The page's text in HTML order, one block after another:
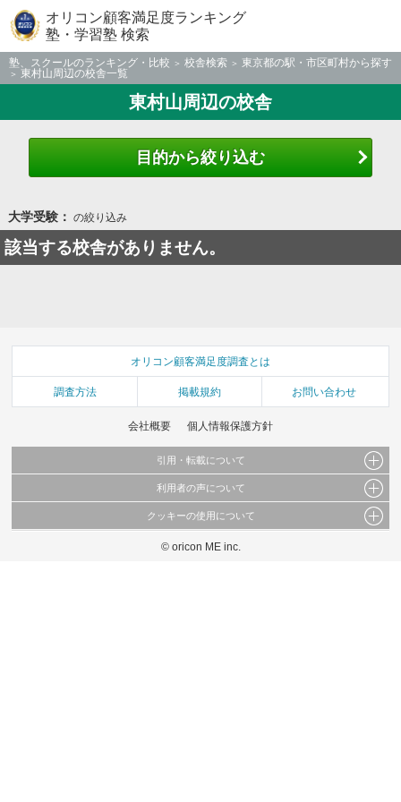
オリコン顧客満足度ランキング
塾・学習塾 検索
塾、スクールのランキング・比較 校舎検索
東京都の駅・市区町村から探す
東村山周辺の校舎一覧
東村山周辺の校舎
目的から絞り込む
大学受験： の絞り込み
該当する校舎がありません。
オリコン顧客満足度調査とは
調査方法 掲載規約 お問い合わせ
会社概要 個人情報保護方針
引用・転載について
当サイトで公開されている情報（文字、写真、イラスト、画像データ等）及びこれらの配
これらの情報を権利者の許可なく無断転載・複製などの二次利用を行うことは固く禁じて
利用者の声について
当サイトに掲載している内容はすべてサービスの利用者が提出された見解・感想です。
弊社の見解・ 意見ではないことをご理解いただいた上でご覧ください。
クッキーの使用について
このサイトでは Cookie を使用して、ユーザーに合わせたコンテンツや広告の表示、ソー
© oricon ME inc.